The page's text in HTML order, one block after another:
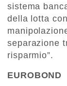
sistema
della lotta
separazione
risparmio”.
EUROBOND